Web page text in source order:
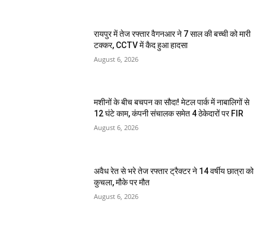
रायपुर में तेज रफ्तार वैगनआर ने 7 साल की बच्ची को मारी
टक्कर, CCTV में कैद हुआ हादसा
August 6, 2026
मशीनों के बीच बचपन का सौदा! मेटल पार्क में नाबालिगों से
12 घंटे काम, कंपनी संचालक समेत 4 ठेकेदारों पर FIR
August 6, 2026
अवैध रेत से भरे तेज रफ्तार ट्रैक्टर ने 14 वर्षीय छात्रा को
कुचला, मौके पर मौत
August 6, 2026